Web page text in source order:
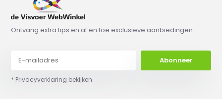
Ontvang extra tips en af en toe exclusieve aanbiedingen.
Abonneer
* Privacyverklaring bekijken